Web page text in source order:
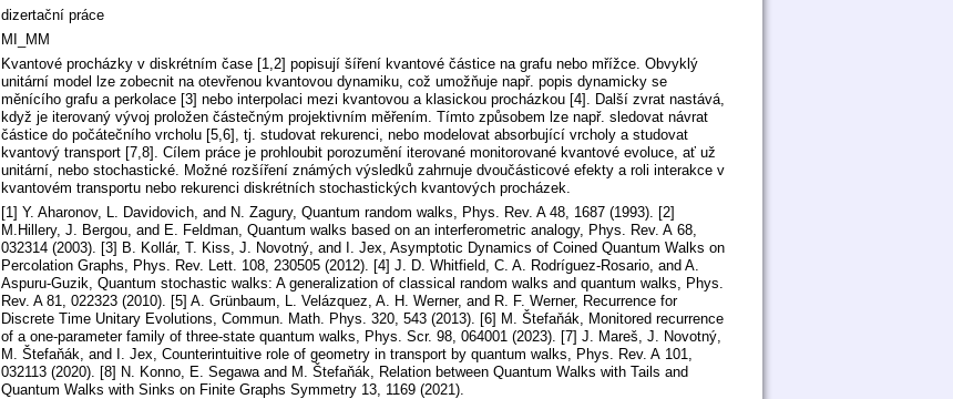
dizertační práce
MI_MM
Kvantové procházky v diskrétním čase [1,2] popisují šíření kvantové částice na grafu nebo mřížce. Obvyklý
unitární model lze zobecnit na otevřenou kvantovou dynamiku, což umožňuje např. popis dynamicky se
měnícího grafu a perkolace [3] nebo interpolaci mezi kvantovou a klasickou procházkou [4]. Další zvrat nastává,
když je iterovaný vývoj proložen částečným projektivním měřením. Tímto způsobem lze např. sledovat návrat
částice do počátečního vrcholu [5,6], tj. studovat rekurenci, nebo modelovat absorbující vrcholy a studovat
kvantový transport [7,8]. Cílem práce je prohloubit porozumění iterované monitorované kvantové evoluce, ať už
unitární, nebo stochastické. Možné rozšíření známých výsledků zahrnuje dvoučásticové efekty a roli interakce v
kvantovém transportu nebo rekurenci diskrétních stochastických kvantových procházek.
[1] Y. Aharonov, L. Davidovich, and N. Zagury, Quantum random walks, Phys. Rev. A 48, 1687 (1993). [2]
M.Hillery, J. Bergou, and E. Feldman, Quantum walks based on an interferometric analogy, Phys. Rev. A 68,
032314 (2003). [3] B. Kollár, T. Kiss, J. Novotný, and I. Jex, Asymptotic Dynamics of Coined Quantum Walks on
Percolation Graphs, Phys. Rev. Lett. 108, 230505 (2012). [4] J. D. Whitfield, C. A. Rodríguez-Rosario, and A.
Aspuru-Guzik, Quantum stochastic walks: A generalization of classical random walks and quantum walks, Phys.
Rev. A 81, 022323 (2010). [5] A. Grünbaum, L. Velázquez, A. H. Werner, and R. F. Werner, Recurrence for
Discrete Time Unitary Evolutions, Commun. Math. Phys. 320, 543 (2013). [6] M. Štefaňák, Monitored recurrence
of a one-parameter family of three-state quantum walks, Phys. Scr. 98, 064001 (2023). [7] J. Mareš, J. Novotný,
M. Štefaňák, and I. Jex, Counterintuitive role of geometry in transport by quantum walks, Phys. Rev. A 101,
032113 (2020). [8] N. Konno, E. Segawa and M. Štefaňák, Relation between Quantum Walks with Tails and
Quantum Walks with Sinks on Finite Graphs Symmetry 13, 1169 (2021).